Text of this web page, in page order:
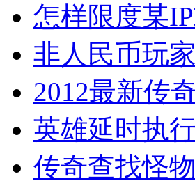
怎样限度某
非人民币玩
2012最新传
英雄延时执
传奇查找怪